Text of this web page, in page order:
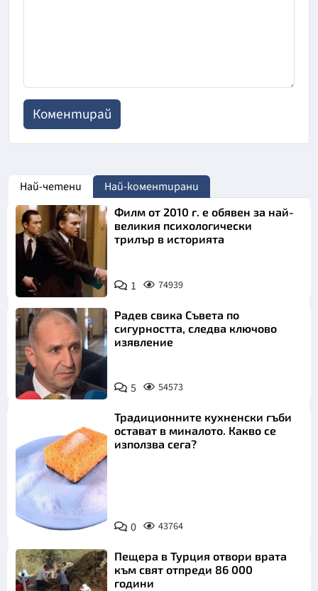
Най-четени Най-коментирани
Филм от 2010 г. е обявен за най-
великия психологически
трилър в историята
1 74939
Радев свика Съвета по
сигурността, следва ключово
изявление
5 54573
Снимка:
Пиксабей
Традиционните кухненски гъби
остават в миналото. Какво се
използва сега?
0 43764
Пещера в Турция отвори врата
към свят отпреди 86 000
години